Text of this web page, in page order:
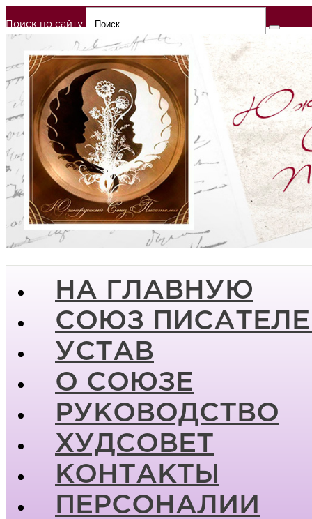
Поиск по сайту
НА ГЛАВНУЮ
СОЮЗ
УСТАВ
О СОЮЗЕ
РУКОВОДСТВО
ХУДСОВЕТ
КОНТАКТЫ
ПЕРСОНАЛИИ